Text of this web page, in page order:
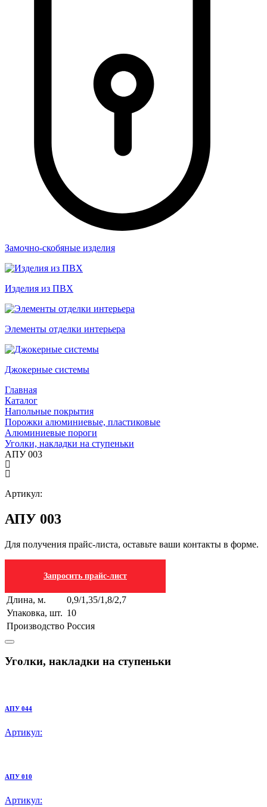
Замочно-скобяные изделия
Изделия из ПВХ
Элементы отделки интерьера
Джокерные системы
Главная
Каталог
Напольные покрытия
Порожки алюминиевые, пластиковые
Алюминиевые пороги
Уголки, накладки на ступеньки
АПУ 003
Артикул:
АПУ 003
Для получения прайс-листа, оставьте ваши контакты в форме.
Запросить прайс-лист
Длина, м.
0,9/1,35/1,8/2,7
Упаковка, шт. 10
Производство Россия
Уголки, накладки на ступеньки
АПУ 044
Артикул:
АПУ 010
Артикул: